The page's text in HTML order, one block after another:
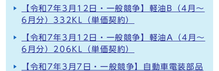
【令和7年3月12日・一般競争】軽油B（4月～
6月分）332KL（単価契約）
【令和7年3月12日・一般競争】軽油A（4月～
6月分）206KL（単価契約）
【令和7年3月7日・一般競争】自動車電装部品